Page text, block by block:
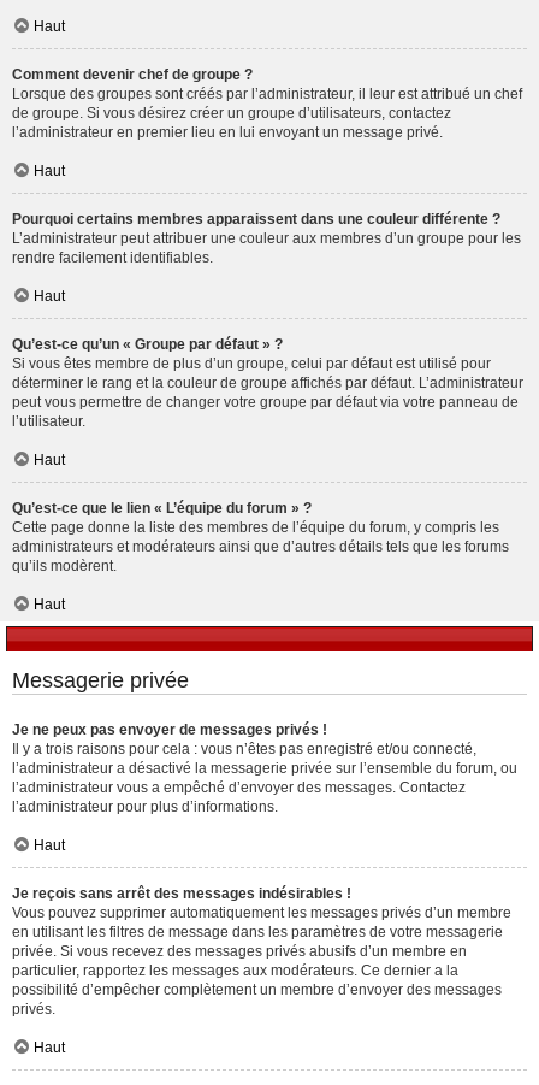
Haut
Comment devenir chef de groupe ?
Lorsque des groupes sont créés par l’administrateur, il leur est attribué un chef
de groupe. Si vous désirez créer un groupe d’utilisateurs, contactez
l’administrateur en premier lieu en lui envoyant un message privé.
Haut
Pourquoi certains membres apparaissent dans une couleur différente ?
L’administrateur peut attribuer une couleur aux membres d’un groupe pour les
rendre facilement identifiables.
Haut
Qu’est-ce qu’un « Groupe par défaut » ?
Si vous êtes membre de plus d’un groupe, celui par défaut est utilisé pour
déterminer le rang et la couleur de groupe affichés par défaut. L’administrateur
peut vous permettre de changer votre groupe par défaut via votre panneau de
l’utilisateur.
Haut
Qu’est-ce que le lien « L’équipe du forum » ?
Cette page donne la liste des membres de l’équipe du forum, y compris les
administrateurs et modérateurs ainsi que d’autres détails tels que les forums
qu’ils modèrent.
Haut
Messagerie privée
Je ne peux pas envoyer de messages privés !
Il y a trois raisons pour cela : vous n’êtes pas enregistré et/ou connecté,
l’administrateur a désactivé la messagerie privée sur l’ensemble du forum, ou
l’administrateur vous a empêché d’envoyer des messages. Contactez
l’administrateur pour plus d’informations.
Haut
Je reçois sans arrêt des messages indésirables !
Vous pouvez supprimer automatiquement les messages privés d’un membre
en utilisant les filtres de message dans les paramètres de votre messagerie
privée. Si vous recevez des messages privés abusifs d’un membre en
particulier, rapportez les messages aux modérateurs. Ce dernier a la
possibilité d’empêcher complètement un membre d’envoyer des messages
privés.
Haut